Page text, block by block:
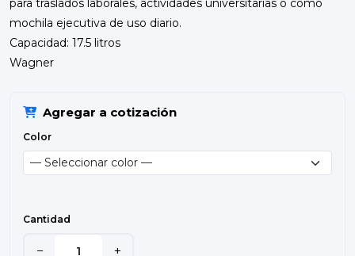
para traslados laborales, actividades universitarias o como
mochila ejecutiva de uso diario.
Capacidad: 17.5 litros
Wagner
Agregar a cotización
Color
Cantidad
− +